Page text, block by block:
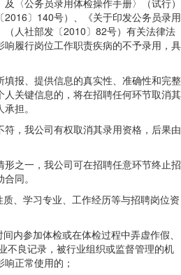
〈公务员录用体检操作手册〉（试行）
〕140号）、《关于印发公务员录用
人社部发〔2010〕82号）有关法律法
履行岗位工作职责疾病的不予录用，具
报、提供信息的真实性、准确性和完整
关键信息的，将在招聘任何环节取消其
担。
，我公司有权取消其录用资格，后果由
之一，我公司可在招聘任意环节终止招
同。
、学习专业、工作经历等与招聘岗位资
参加体检或在体检过程中弄虚作假、
不良记录，被行业组织或监督管理的机
正常使用的；